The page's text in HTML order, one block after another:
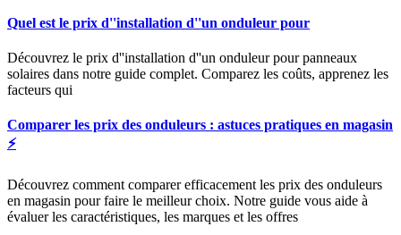
Quel est le prix d''installation d''un onduleur pour
Découvrez le prix d''installation d''un onduleur pour panneaux
solaires dans notre guide complet. Comparez les coûts, apprenez les
facteurs qui
Comparer les prix des onduleurs : astuces pratiques en magasin
⚡
Découvrez comment comparer efficacement les prix des onduleurs
en magasin pour faire le meilleur choix. Notre guide vous aide à
évaluer les caractéristiques, les marques et les offres